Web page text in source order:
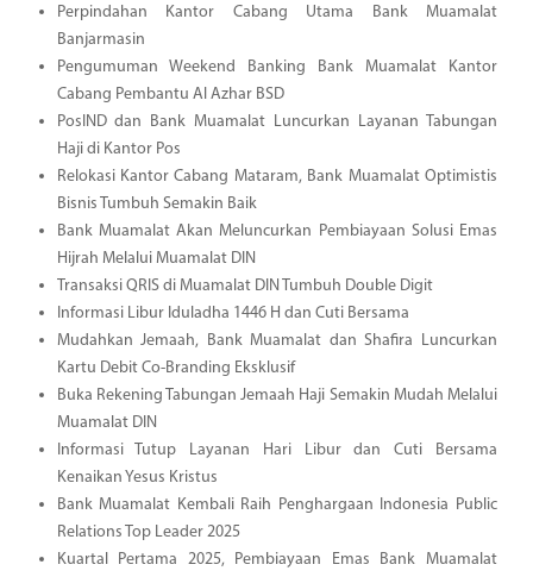
Perpindahan Kantor Cabang Utama Bank Muamalat
Banjarmasin
Pengumuman Weekend Banking Bank Muamalat Kantor
Cabang Pembantu Al Azhar BSD
PosIND dan Bank Muamalat Luncurkan Layanan Tabungan
Haji di Kantor Pos
Relokasi Kantor Cabang Mataram, Bank Muamalat Optimistis
Bisnis Tumbuh Semakin Baik
Bank Muamalat Akan Meluncurkan Pembiayaan Solusi Emas
Hijrah Melalui Muamalat DIN
Transaksi QRIS di Muamalat DIN Tumbuh Double Digit
Informasi Libur Iduladha 1446 H dan Cuti Bersama
Mudahkan Jemaah, Bank Muamalat dan Shafira Luncurkan
Kartu Debit Co-Branding Eksklusif
Buka Rekening Tabungan Jemaah Haji Semakin Mudah Melalui
Muamalat DIN
Informasi Tutup Layanan Hari Libur dan Cuti Bersama
Kenaikan Yesus Kristus
Bank Muamalat Kembali Raih Penghargaan Indonesia Public
Relations Top Leader 2025
Kuartal Pertama 2025, Pembiayaan Emas Bank Muamalat